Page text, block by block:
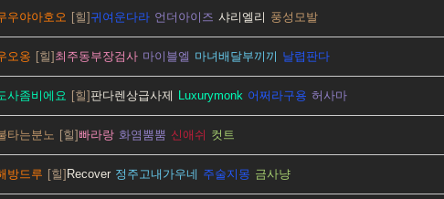
우야아호오 귀여운다라 언더아이즈 샤리엘리 풍성모발
오옹 최주동부장검사 마이블엘 마녀배달부끼끼 날렵판다
사좀비에요 판다렌상급사제 Luxurymonk 어쩌라구용 허사마
타는분노 빠라랑 화염뿜뿜 신애쉬 컷트
방드루 Recover 정주고내가우네 주술지몽 금사냥